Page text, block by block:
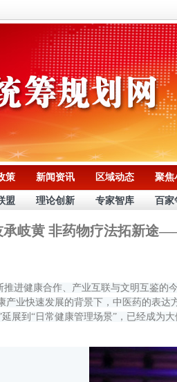
策 新闻资讯 区域动态 聚焦
盟 理论创新 专家智库 百家
承岐黄 非药物疗法拓新途
健康合作、产业互联与文明互鉴的
产业快速发展的背景下，中医药的表
展到“日常健康管理场景”，已经成为